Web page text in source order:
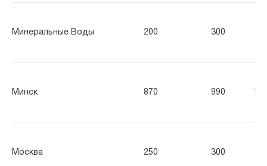
Минеральные Воды 200 300
Минск 870 990
Москва 250 300